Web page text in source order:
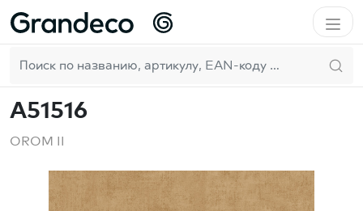
Домой GrandecoLife OROM II
A51516
OROM II